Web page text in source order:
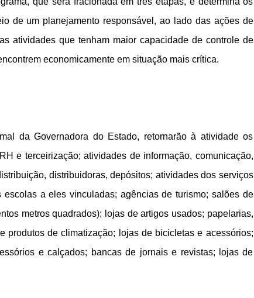
de um planejamento responsável, ao lado das ações de
atividades que tenham maior capacidade de controle de
economicamente em situação mais crítica.
da Governadora do Estado, retornarão à atividade os
e terceirização; atividades de informação, comunicação,
distribuidoras, depósitos; atividades dos serviços
a eles vinculadas; agências de turismo; salões de
metros quadrados); lojas de artigos usados; papelarias,
produtos de climatização; lojas de bicicletas e acessórios;
e calçados; bancas de jornais e revistas; lojas de